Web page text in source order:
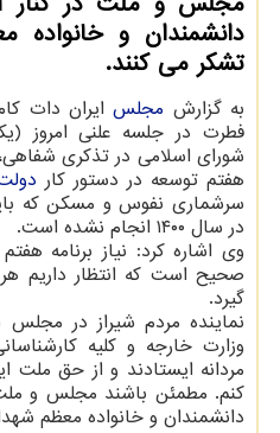
دانشمندان و خانواده
تشکر می کنند.
به گزارش مجلسایران دات
شورای اسلامی در تذکری
هفتم توسعه در دستور کار
در سال ۱۴۰۰ انجام نشده است.
وی اشاره کرد: نیاز برنامه
صحیح است که انتظار داریم
گیرد.
نماینده مردم شیراز در مجلس
وزارت خارجه و کلیه
مردانه ایستادند و از حق ملت
کنم. مطمئن باشند مجلس و ملت
دانشمندان و خانواده معظم